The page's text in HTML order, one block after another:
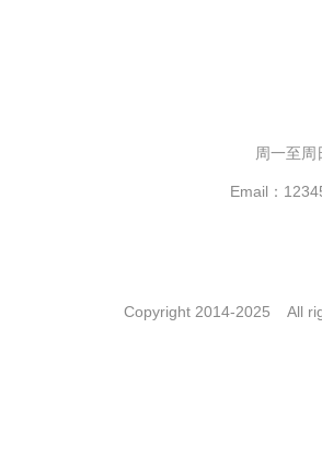
周一至
Email：
Copyright 2014-2025 All